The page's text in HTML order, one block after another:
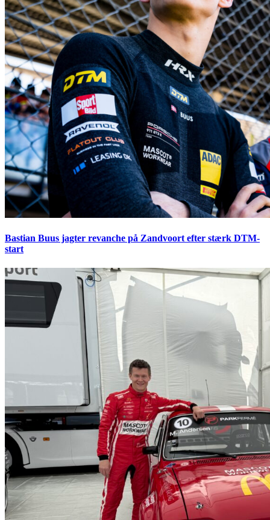
Bastian Buus jagter revanche på Zandvoort efter stærk DTM-
start